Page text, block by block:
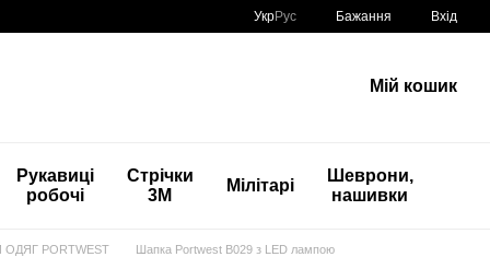
УкрРус Бажання Вхід
Мій кошик
Рукавиці
робочі
Стрічки
3М
Мілітарі
Шеврони,
нашивки
PORTWEST Шапка Portwest B029 з LED лампою